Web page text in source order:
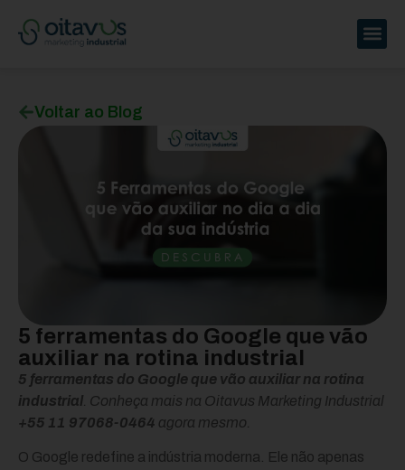
Voltar ao Blog
5 ferramentas do Google que vão
auxiliar na rotina industrial
5 ferramentas do Google que vão auxiliar na rotina
industrial . Conheça mais na Oitavus Marketing Industrial
+55 11 97068-0464 agora mesmo.
O Google redefine a indústria moderna. Ele não apenas